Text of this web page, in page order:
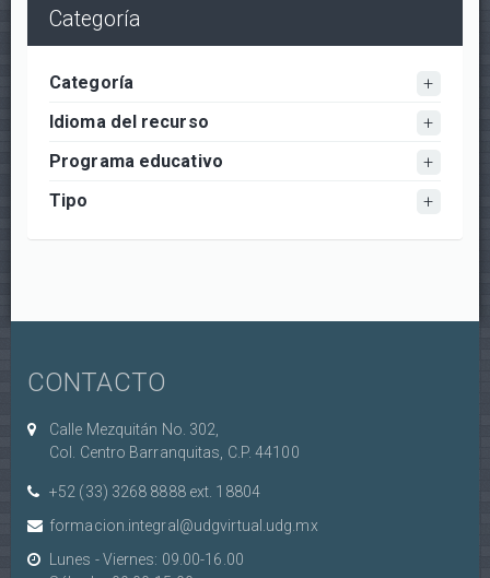
Categoría
Categoría
Idioma del recurso
Programa educativo
Tipo
CONTACTO
Calle Mezquitán No. 302,
Col. Centro Barranquitas, C.P. 44100
+52 (33) 3268 8888‏ ext. 18804
formacion.integral@udgvirtual.udg.mx
Lunes - Viernes: 09.00-16.00